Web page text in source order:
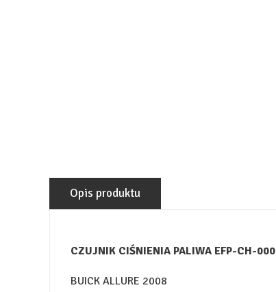
Opis produktu
CZUJNIK CIŚNIENIA PALIWA EFP-CH-000
BUICK ALLURE 2008